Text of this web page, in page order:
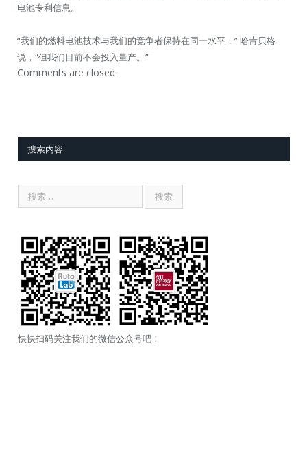
电池专利信息。
“我们的燃料电池技术与我们的竞争者保持在同一水平，” 哈肯贝格
说，“但我们目前不会投入量产。”
Comments are closed.
搜索内容
快快扫码关注我们的微信公众号吧！